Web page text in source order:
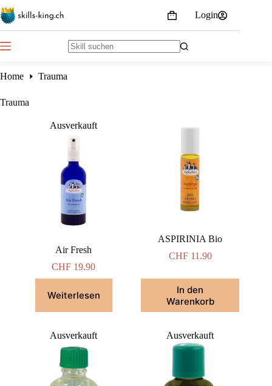
Skip
to
content
Shopping
cart
Login
Home
Trauma
Trauma
Ausverkauft
Air Fresh
CHF 19.90
Weiterlesen
ASPIRINIA Bio
CHF11.90
In den
Warenkorb
Ausverkauft Ausverkauft